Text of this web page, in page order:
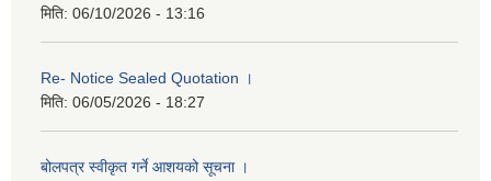
मिति: 06/10/2026 - 13:16
Re- Notice Sealed Quotation ।
मिति: 06/05/2026 - 18:27
बोलपत्र स्वीकृत गर्ने आशयको सूचना ।